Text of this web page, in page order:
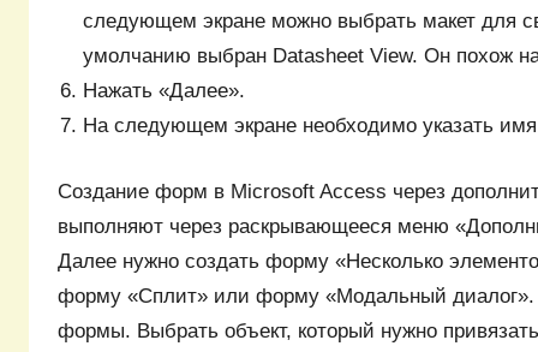
следующем экране можно выбрать макет для
умолчанию выбран Datasheet View. Он похож
Нажать «Далее».
На следующем экране необходимо указать
Создание форм в Microsoft Access через
выполняют через раскрывающееся меню
Далее нужно создать форму «Несколько
форму «Сплит» или форму «Модальный диалог».
формы. Выбрать объект, который нужно